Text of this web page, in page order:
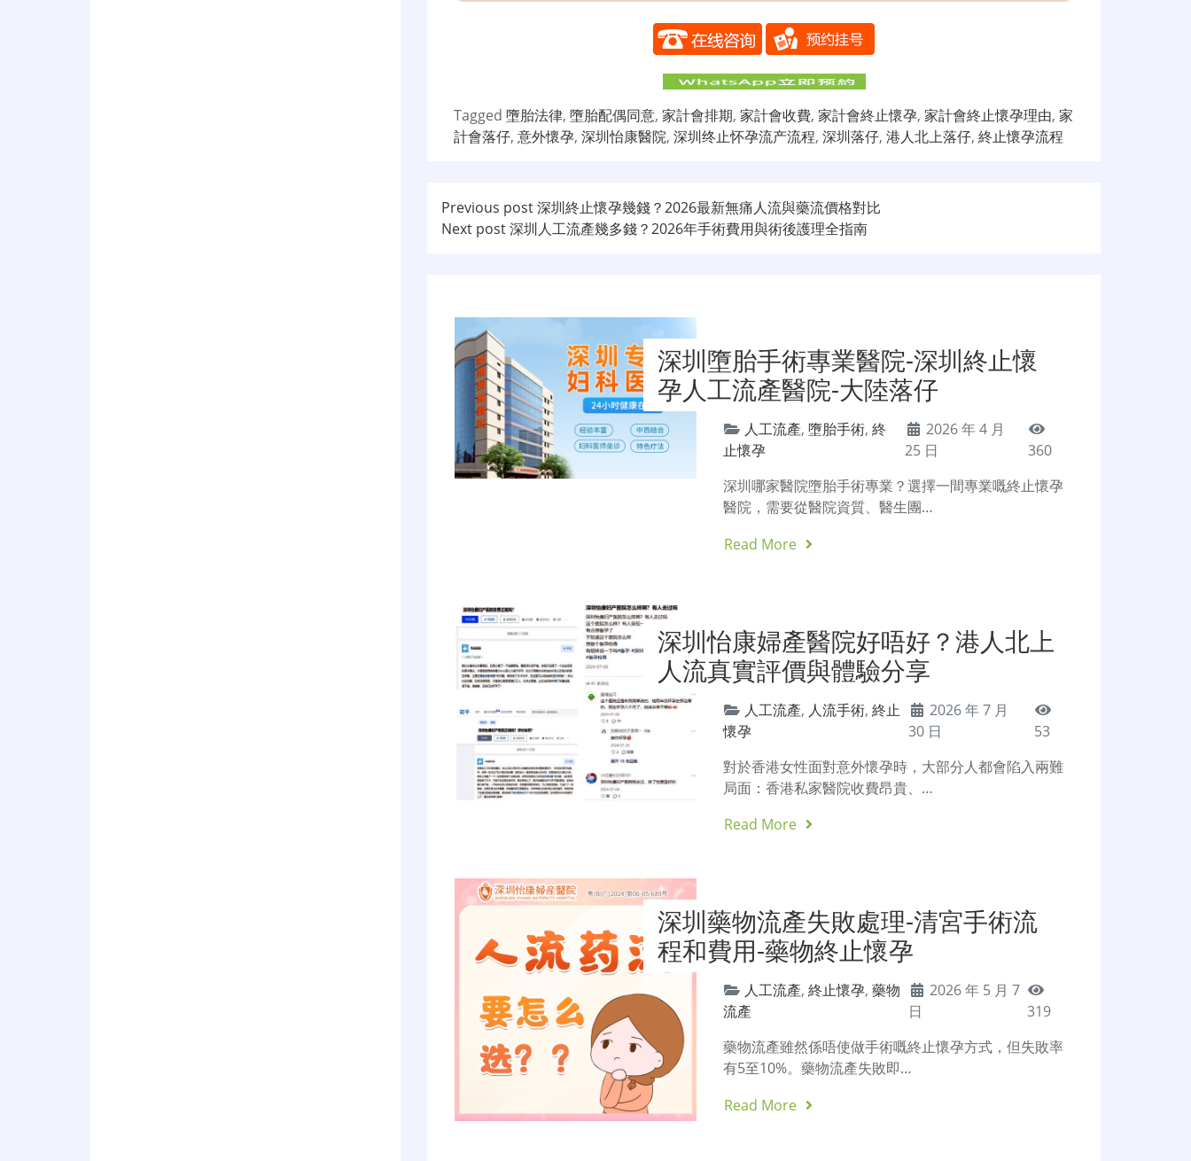
Tagged 墮胎法律, 墮胎配偶同意, 家計會排期, 家計會收費, 家計會終止懷孕, 家計會終止懷孕理由, 家
計會落仔, 意外懷孕, 深圳怡康醫院, 深圳终止怀孕流产流程, 深圳落仔, 港人北上落仔, 終止懷孕流程
文
章
航
Previous post深圳終止懷孕幾錢？2026最新無痛人流與藥流價格對比
Next post深圳人工流產幾多錢？2026年手術費用與術後護理全指南
深圳墮胎手術專業醫院-深圳終止懷
孕人工流產醫院-大陸落仔
人工流產,墮胎手術,終
止懷孕
2026 年 4 月
25 日
360
深圳哪家醫院墮胎手術專業？選擇一間專業嘅終止懷孕
醫院，需要從醫院資質、醫生團…
Read More
深圳怡康婦產醫院好唔好？港人北上
人流真實評價與體驗分享
人工流產, 人流手術,終止
懷孕
2026 年 7 月
30 日
53
對於香港女性面對意外懷孕時，大部分人都會陷入兩難
局面：香港私家醫院收費昂貴、…
Read More
深圳藥物流產失敗處理-清宮手術流
程和費用-藥物終止懷孕
人工流產,終止懷孕,藥物
流產
2026 年 5 月 7
日
319
藥物流產雖然係唔使做手術嘅終止懷孕方式，但失敗率
有5至10%。藥物流產失敗即…
Read More